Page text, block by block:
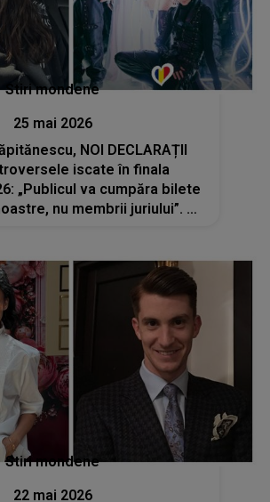
Stiri mondene
25 mai 2026
NOI DECLARAȚII
iscate în finala
„Publicul va cumpăra bilete
nu membrii juriului”. Ce
Stiri mondene
22 mai 2026